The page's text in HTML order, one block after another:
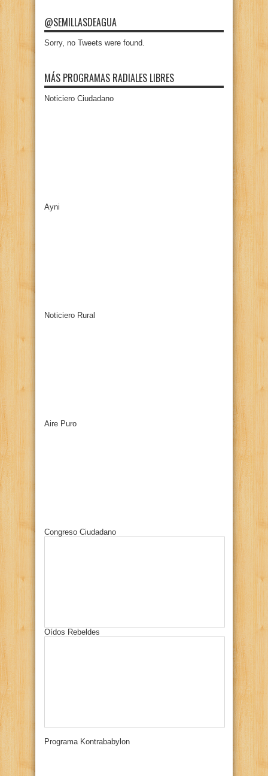
@SEMILLASDEAGUA
Sorry, no Tweets were found.
MÁS PROGRAMAS RADIALES LIBRES
Noticiero Ciudadano
Ayni
Noticiero Rural
Aire Puro
Congreso Ciudadano
Oídos Rebeldes
Programa Kontrababylon